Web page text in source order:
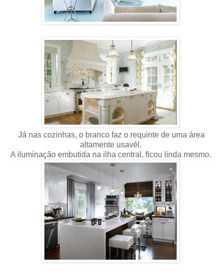
Já nas cozinhas, o branco faz o requinte de uma área
altamente usavél.
A iluminação embutida na ilha central, ficou linda mesmo.